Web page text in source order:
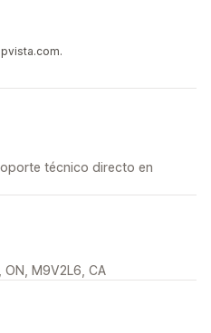
técnico directo en
M9V2L6, CA